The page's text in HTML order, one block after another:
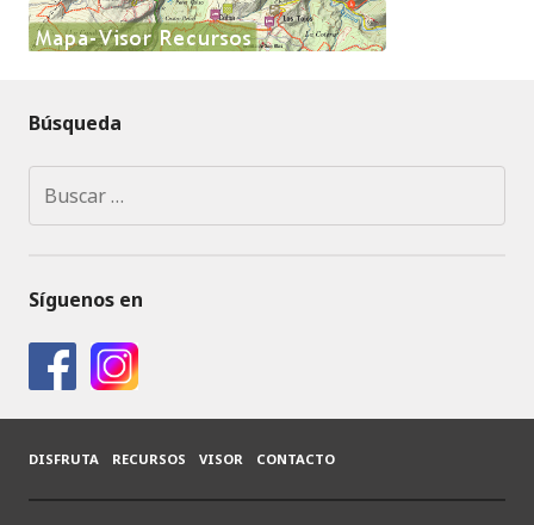
Búsqueda
Síguenos en
DISFRUTA RECURSOS VISOR CONTACTO